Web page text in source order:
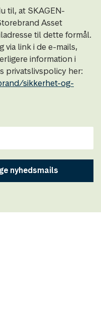
til, at SKAGEN-
Asset
til dette formål.
via link i de e-mails,
information i
privatslivspolicy her:
sikkerhet-og-
nyhedsmails